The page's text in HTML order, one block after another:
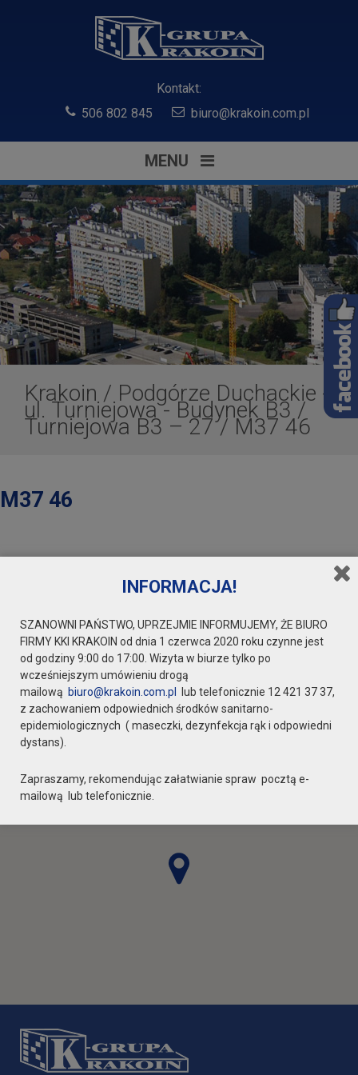
Kontakt:
506 802 845
biuro@krakoin.com.pl
MENU
Krakoin / Podgórze Duchackie -
ul. Turniejowa - Budynek B3/
Turniejowa B3 – 27/M37 46
M37 46
INFORMACJA!
SZANOWNI PAŃSTWO, UPRZEJMIE INFORMUJEMY, ŻE BIURO
FIRMY KKI KRAKOIN od dnia 1 czerwca 2020 roku czynne jest
od godziny 9:00 do 17:00. Wizyta w biurze tylko po
wcześniejszym umówieniu drogą
mailową biuro@krakoin.com.pl lub telefonicznie 12 421 37 37,
z zachowaniem odpowiednich środków sanitarno-
epidemiologicznych ( maseczki, dezynfekcja rąk i odpowiedni
dystans).
Zapraszamy, rekomendując załatwianie spraw pocztą e-
mailową lub telefonicznie.